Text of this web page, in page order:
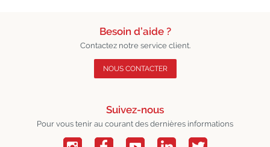
Besoin d’aide ?
Contactez notre service client.
NOUS CONTACTER
Suivez-nous
Pour vous tenir au courant des dernières informations